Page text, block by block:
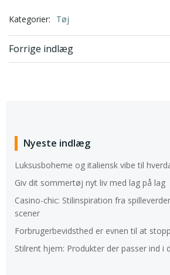
Kategorier: Tøj
Forrige indlæg
Nyeste indlæg
Luksusboheme og italiensk vibe til
Giv dit sommertøj nyt liv med lag på lag
Casino-chic: Stilinspiration fra
scener
Forbrugerbevidsthed er evnen til at
Stilrent hjem: Produkter der passer ind i